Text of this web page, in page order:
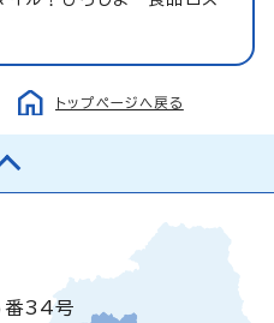
トップページへ戻る
番34号